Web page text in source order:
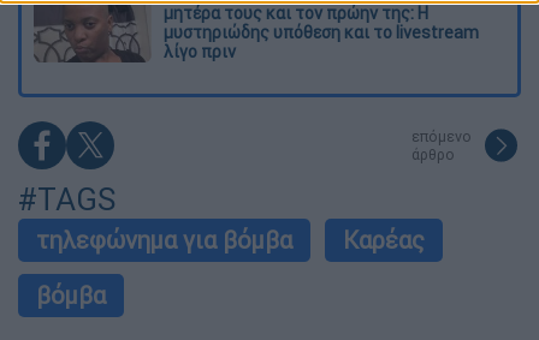
μητέρα τους και τον πρώην της: Η
μυστηριώδης υπόθεση και το livestream
λίγο πριν
επόμενο
άρθρο
#TAGS
τηλεφώνημα για βόμβα
Καρέας
βόμβα